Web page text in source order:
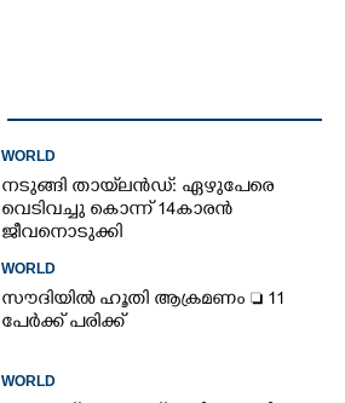
WORLD
നടുങ്ങി തായ്‌ലൻഡ്: ഏഴുപേരെ
വെടിവച്ചു കൊന്ന് 14കാരൻ
ജീവനൊടുക്കി
WORLD
സൗദിയിൽ ഹൂതി ആക്രമണം  11
പേർക്ക് പരിക്ക്
WORLD